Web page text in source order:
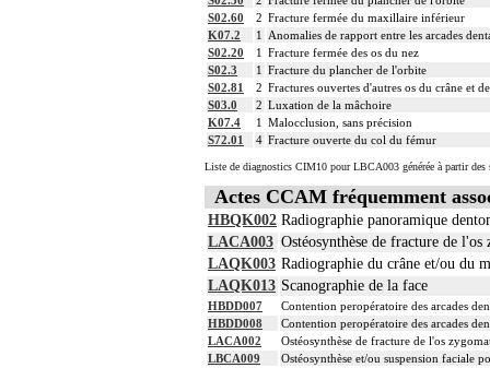
S02.60
2 Fracture fermée du maxillaire inférieur
K07.2
1
Anomalies de rapport entre les arcades
S02.20
1 Fracture fermée des os du nez
S02.3
1 Fracture du plancher de l'orbite
S02.81
2 Fractures ouvertes d'autres os du crâne et
S03.0
2 Luxation de la mâchoire
K07.4
1 Malocclusion, sans précision
S72.01
4 Fracture ouverte du col du fémur
Liste de diagnostics CIM10 pour LBCA003 générée à partir
Actes CCAM fréquemment
HBQK002 Radiographie panoramique
LACA003 Ostéosynthèse de fracture de
LAQK003 Radiographie du crâne et/ou du
LAQK013 Scanographie de la face
HBDD007
Contention peropératoire des arcades
HBDD008
Contention peropératoire des arcades
LACA002
Ostéosynthèse de fracture de l'os
LBCA009
Ostéosynthèse et/ou suspension faciale